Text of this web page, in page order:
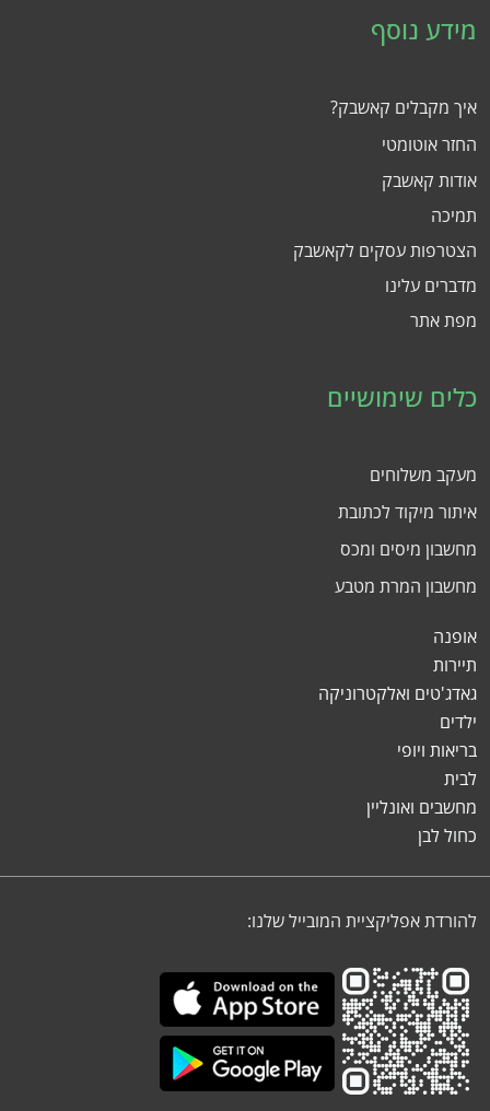
מידע נוסף
איך מקבלים קאשבק?
החזר אוטומטי
אודות קאשבק
תמיכה
הצטרפות עסקים לקאשבק
מדברים עלינו
מפת אתר
כלים שימושיים
מעקב משלוחים
איתור מיקוד לכתובת
מחשבון מיסים ומכס
מחשבון המרת מטבע
אופנה
תיירות
גאדג'טים ואלקטרוניקה
ילדים
בריאות ויופי
לבית
מחשבים ואונליין
כחול לבן
להורדת אפליקציית המובייל שלנו: